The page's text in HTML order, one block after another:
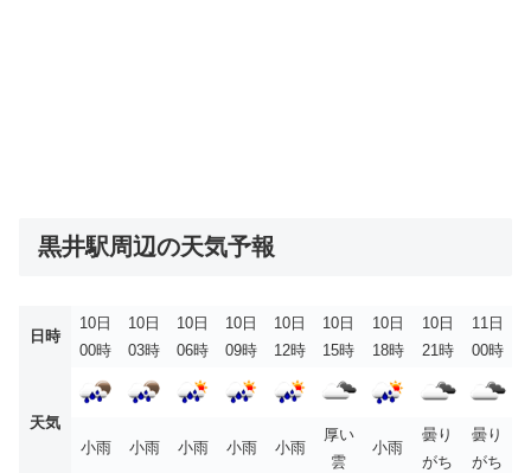
黒井駅周辺の天気予報
日時
10日
00時
10日
03時
10日
06時
10日
09時
10日
12時
10日
15時
10日
18時
10日
21時
11日
00時
天気
小雨
小雨 小雨 小雨 小雨
厚い
雲
小雨
曇り
がち
曇り
がち